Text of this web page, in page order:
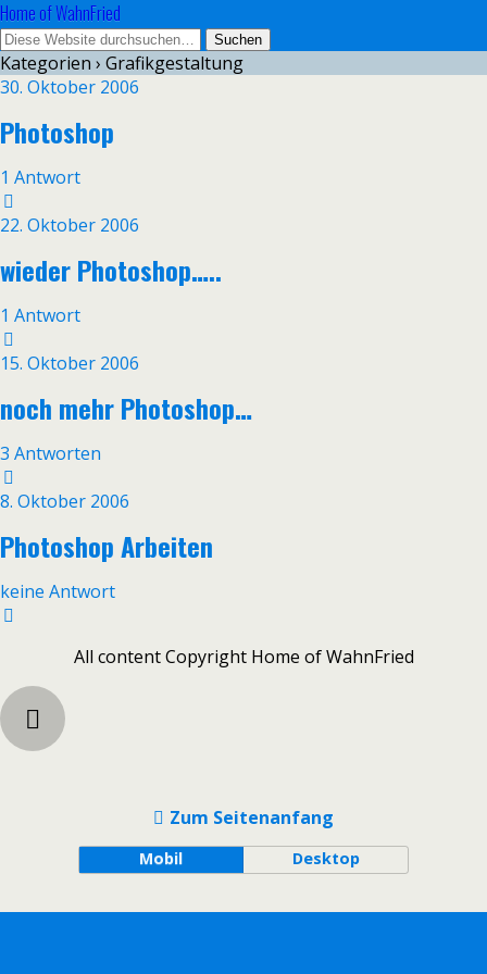
Home of WahnFried
Kategorien › Grafikgestaltung
30. Oktober 2006
Photoshop
1 Antwort
22. Oktober 2006
wieder Photoshop…..
1 Antwort
15. Oktober 2006
noch mehr Photoshop…
3 Antworten
8. Oktober 2006
Photoshop Arbeiten
keine Antwort
All content Copyright Home of WahnFried
Zum Seitenanfang
Mobil Desktop